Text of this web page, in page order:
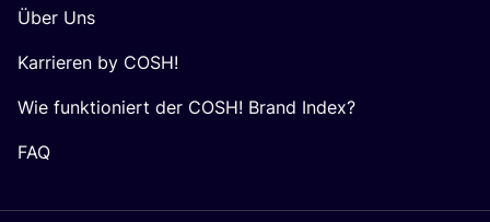
Über Uns
Karrieren by COSH!
Wie funktioniert der COSH! Brand Index?
FAQ